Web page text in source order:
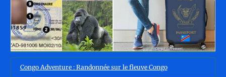
Congo Adventure : Randonnée sur le fleuve Congo